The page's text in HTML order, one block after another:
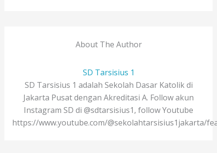
About The Author
SD Tarsisius 1
SD Tarsisius 1 adalah Sekolah Dasar Katolik di
Jakarta Pusat dengan Akreditasi A. Follow akun
Instagram SD di @sdtarsisius1, follow Youtube
https://www.youtube.com/@sekolahtarsisius1jakarta/